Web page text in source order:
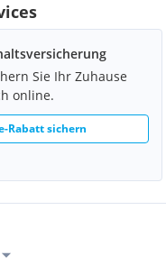
Sie Ihr Zuhause
online.
Rabatt sichern